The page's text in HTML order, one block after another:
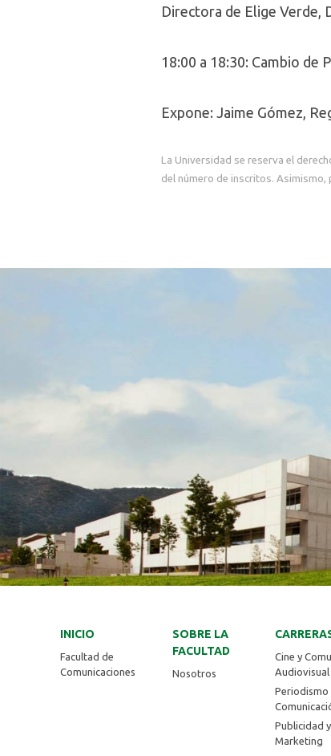
Directora de Elige Verde,
18:00 a 18:30: Cambio de
Expone: Jaime Gómez,
La Universidad se reserva el
del número de inscritos.
INICIO
Facultad de
Comunicaciones
SOBRE LA
FACULTAD
Nosotros
Cine y
Audiovisual
Periodismo
Publicidad y
Marketing